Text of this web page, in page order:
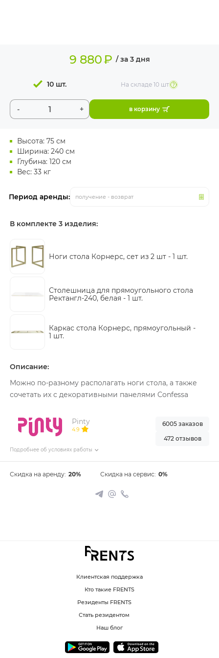
Высота: 75 см
Ширина: 240 см
Глубина: 120 см
Вес: 33 кг
Период аренды: получение - возврат
9 880₽ / за 3 дня
- +
10 шт. На складе10 шт
в корзину
В комплекте 3 изделия:
Ноги стола Корнерс, сет из 2 шт - 1 шт.
Столешница для прямоугольного стола
Ректангл-240, белая - 1 шт.
Каркас стола Корнерс, прямоугольный -
1 шт.
Описание:
Можно по-разному располагать ноги стола, а также
сочетать их с декоративными панелями Confessa
Pinty
4.9
Подробнее об условиях работы
6005 заказов
472 отзывов
Скидка на аренду: 20% Скидка на сервис: 0%
Клиентская поддержка
Кто такие FRENTS
Резиденты FRENTS
Стать резидентом
Наш блог